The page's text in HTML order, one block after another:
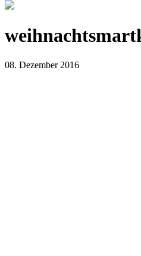
08. Dezember 2016